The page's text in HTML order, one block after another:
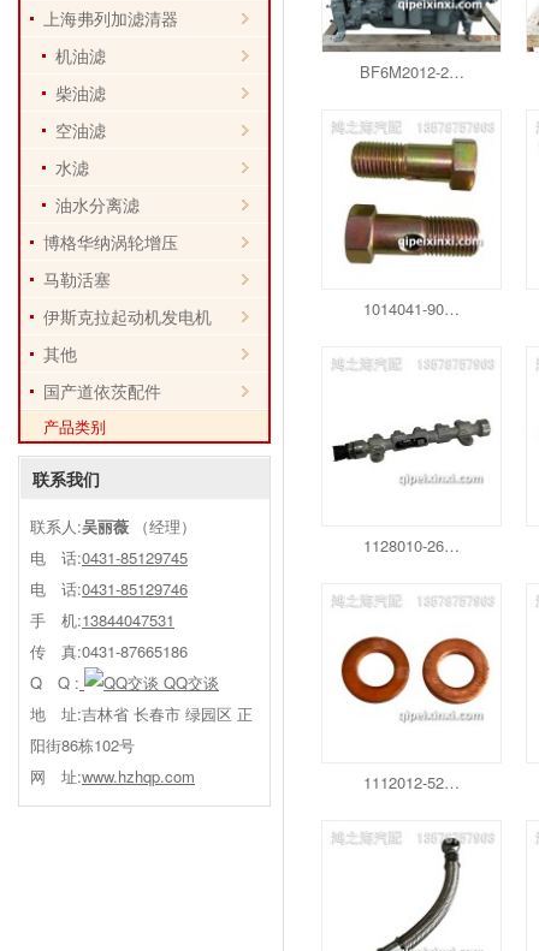
件)
上海弗列加滤清器
机油滤
柴油滤
空油滤
水滤
油水分离滤
博格华纳涡轮增压
马勒活塞
伊斯克拉起动机发电机
其他
国产道依茨配件
产品类别
联系我们
联系人:吴丽薇 （经理）
电 话:0431-85129745
电 话:0431-85129746
手 机:13844047531
传 真:0431-87665186
Q Q :
QQ交谈
地 址:吉林省 长春市 绿园区 正
阳街86栋102号
网 址:www.hzhqp.com
BF6M2012-2…
1014041-90…
1128010-26…
1112012-52…